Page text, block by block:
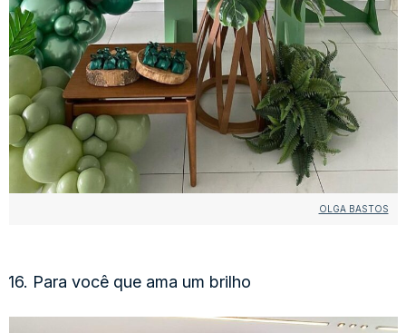
OLGA BASTOS
16. Para você que ama um brilho